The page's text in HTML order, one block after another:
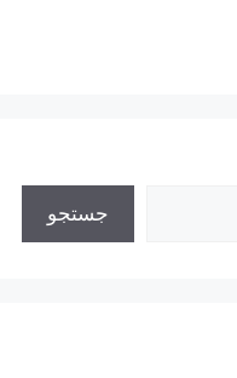
جستجو